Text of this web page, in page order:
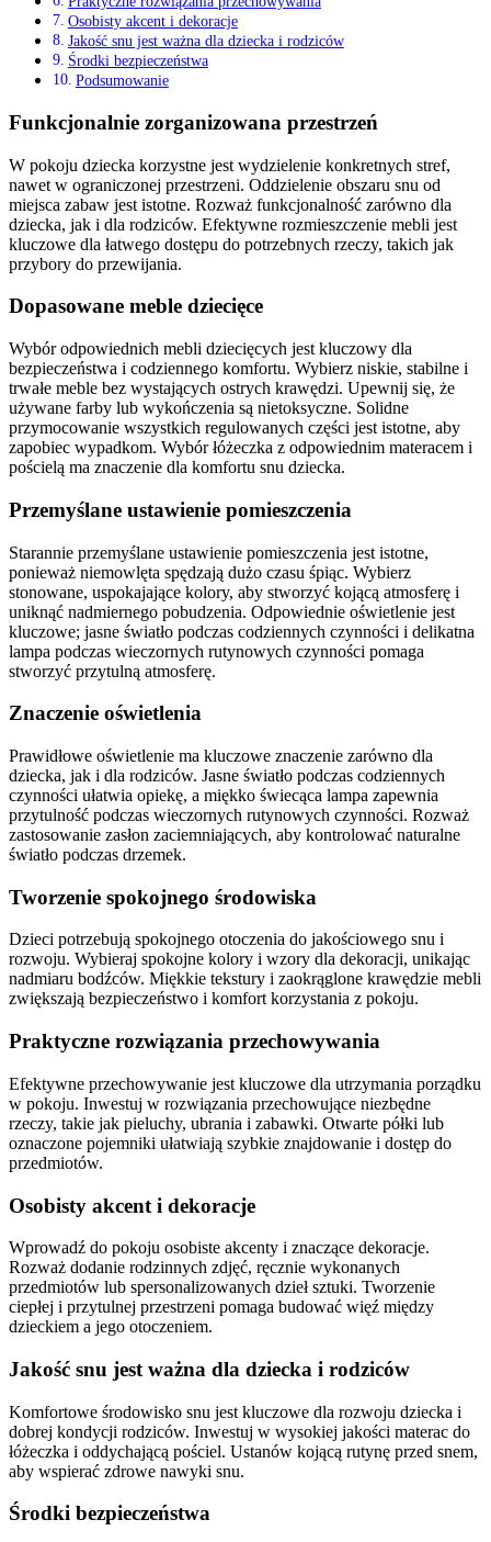
Osobisty akcent i dekoracje
Jakość snu jest ważna dla dziecka i rodziców
Środki bezpieczeństwa
Podsumowanie
Funkcjonalnie zorganizowana przestrzeń
W pokoju dziecka korzystne jest wydzielenie konkretnych stref,
nawet w ograniczonej przestrzeni. Oddzielenie obszaru snu od
miejsca zabaw jest istotne. Rozważ funkcjonalność zarówno dla
dziecka, jak i dla rodziców. Efektywne rozmieszczenie mebli jest
kluczowe dla łatwego dostępu do potrzebnych rzeczy, takich jak
przybory do przewijania.
Dopasowane meble dziecięce
Wybór odpowiednich mebli dziecięcych jest kluczowy dla
bezpieczeństwa i codziennego komfortu. Wybierz niskie, stabilne i
trwałe meble bez wystających ostrych krawędzi. Upewnij się, że
używane farby lub wykończenia są nietoksyczne. Solidne
przymocowanie wszystkich regulowanych części jest istotne, aby
zapobiec wypadkom. Wybór łóżeczka z odpowiednim materacem i
pościelą ma znaczenie dla komfortu snu dziecka.
Przemyślane ustawienie pomieszczenia
Starannie przemyślane ustawienie pomieszczenia jest istotne,
ponieważ niemowlęta spędzają dużo czasu śpiąc. Wybierz
stonowane, uspokajające kolory, aby stworzyć kojącą atmosferę i
uniknąć nadmiernego pobudzenia. Odpowiednie oświetlenie jest
kluczowe; jasne światło podczas codziennych czynności i delikatna
lampa podczas wieczornych rutynowych czynności pomaga
stworzyć przytulną atmosferę.
Znaczenie oświetlenia
Prawidłowe oświetlenie ma kluczowe znaczenie zarówno dla
dziecka, jak i dla rodziców. Jasne światło podczas codziennych
czynności ułatwia opiekę, a miękko świecąca lampa zapewnia
przytulność podczas wieczornych rutynowych czynności. Rozważ
zastosowanie zasłon zaciemniających, aby kontrolować naturalne
światło podczas drzemek.
Tworzenie spokojnego środowiska
Dzieci potrzebują spokojnego otoczenia do jakościowego snu i
rozwoju. Wybieraj spokojne kolory i wzory dla dekoracji, unikając
nadmiaru bodźców. Miękkie tekstury i zaokrąglone krawędzie mebli
zwiększają bezpieczeństwo i komfort korzystania z pokoju.
Praktyczne rozwiązania przechowywania
Efektywne przechowywanie jest kluczowe dla utrzymania porządku
w pokoju. Inwestuj w rozwiązania przechowujące niezbędne
rzeczy, takie jak pieluchy, ubrania i zabawki. Otwarte półki lub
oznaczone pojemniki ułatwiają szybkie znajdowanie i dostęp do
przedmiotów.
Osobisty akcent i dekoracje
Wprowadź do pokoju osobiste akcenty i znaczące dekoracje.
Rozważ dodanie rodzinnych zdjęć, ręcznie wykonanych
przedmiotów lub spersonalizowanych dzieł sztuki. Tworzenie
ciepłej i przytulnej przestrzeni pomaga budować więź między
dzieckiem a jego otoczeniem.
Jakość snu jest ważna dla dziecka i rodziców
Komfortowe środowisko snu jest kluczowe dla rozwoju dziecka i
dobrej kondycji rodziców. Inwestuj w wysokiej jakości materac do
łóżeczka i oddychającą pościel. Ustanów kojącą rutynę przed snem,
aby wspierać zdrowe nawyki snu.
Środki bezpieczeństwa